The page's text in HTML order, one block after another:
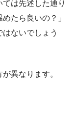
は先述した通り
たら良いの？」
ないでしょう
異なります。